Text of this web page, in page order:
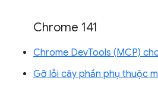
Chrome 141
Chrome DevTools (MCP)
Gỡ lỗi cây phần phụ thuộc